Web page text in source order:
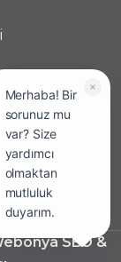
(17. ADA)
SEO &
Merhaba! Bir
sorunuz mu
var? Size
yardımcı
olmaktan
mutluluk
duyarım.